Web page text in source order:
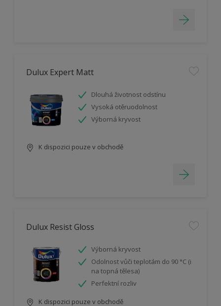
Dulux Expert Matt
Dlouhá životnost odstínu
Vysoká otěruodolnost
Výborná kryvost
K dispozici pouze v obchodě
Dulux Resist Gloss
Výborná kryvost
Odolnost vůči teplotám do 90 °C (i
na topná tělesa)
Perfektní rozliv
K dispozici pouze v obchodě